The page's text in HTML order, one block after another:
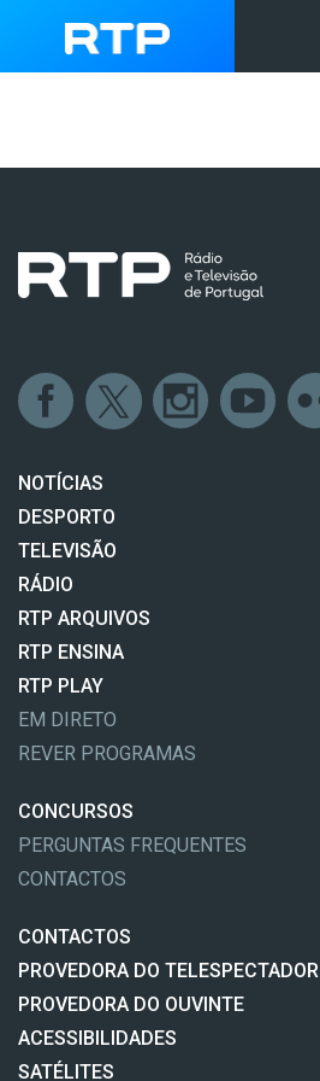
NOTÍCIAS
DESPORTO
TELEVISÃO
RÁDIO
RTP ARQUIVOS
RTP ENSINA
RTP PLAY
EM DIRETO
REVER PROGRAMAS
CONCURSOS
PERGUNTAS FREQUENTES
CONTACTOS
CONTACTOS
PROVEDORA DO TELESPECTADOR
PROVEDORA DO OUVINTE
ACESSIBILIDADES
SATÉLITES